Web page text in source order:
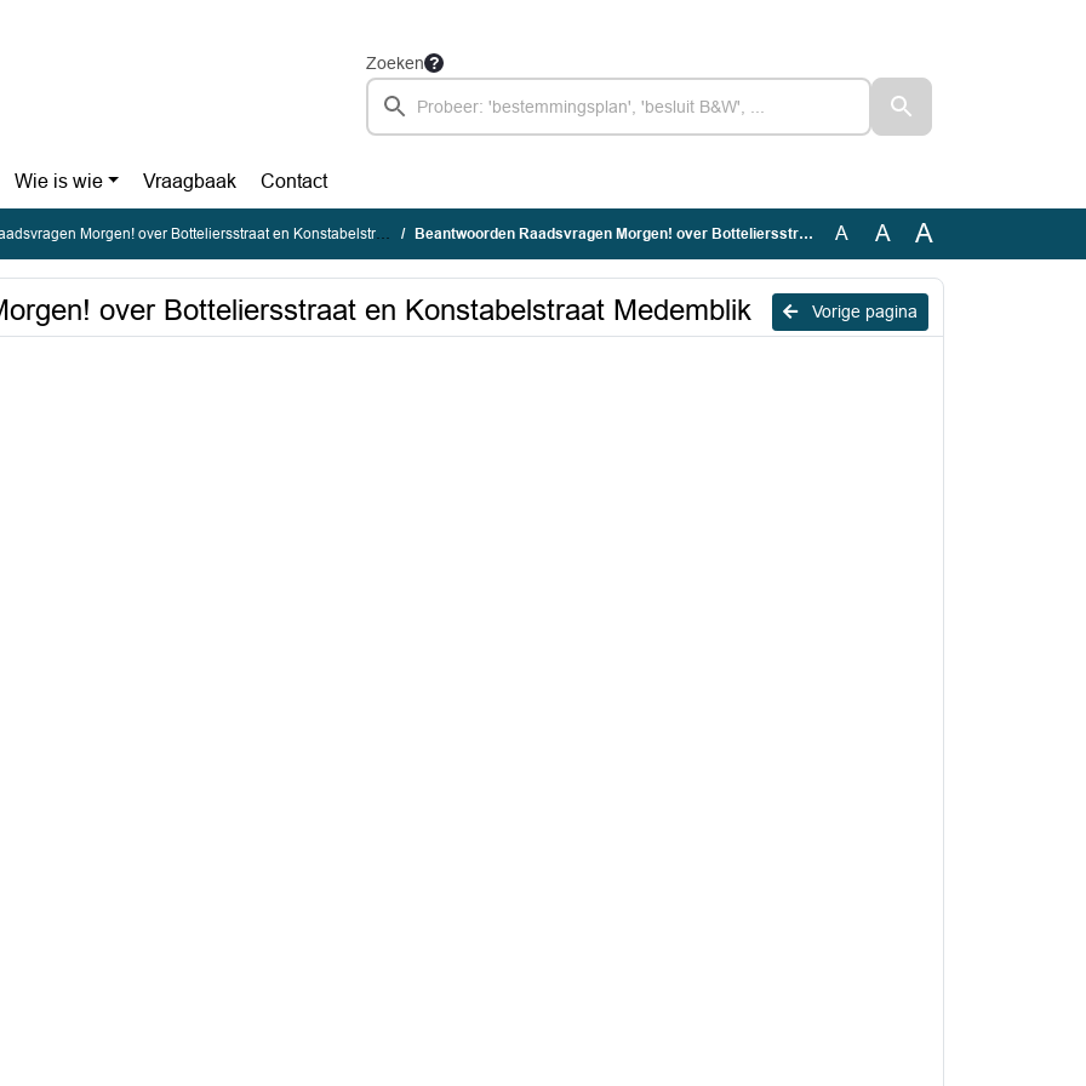
Zoeken
Wie is wie Vraagbaak Contact
Morgen! over Botteliersstraat en Konstabelstraat Medemblik Beantwoorden Raadsvragen Morgen! over Botteliersstraat en Konstabelstraat Medemblik A A A
Vorige pagina
over Botteliersstraat en Konstabelstraat Medemblik